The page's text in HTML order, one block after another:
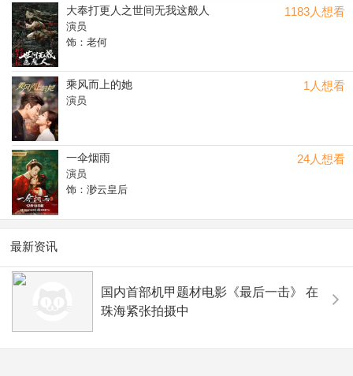
1183人想看
大奉打更人之世间无我这般人
演员
饰：老何
1人想看
乘风而上的她
演员
24人想看
一伞烟雨
演员
饰：渺云皇后
最新资讯
国内首部机甲题材电影《最后一击》 在
珠海紧张拍摄中